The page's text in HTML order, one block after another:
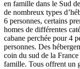
en famille dans le Sud
de nombreux types
6 personnes, certains
homes de différentes
cabane perchée pour 4
personnes. Des
coin du sud de la
famille. Tous offrent un